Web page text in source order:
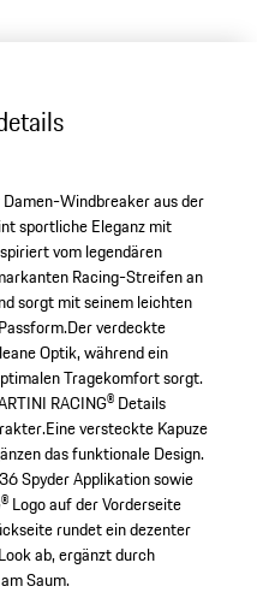
Windbreaker aus der
sportliche Eleganz mit
vom legendären
Racing-Streifen an
sorgt mit seinem leichten
verdeckte
Optik, während ein
Tragekomfort sorgt.
RACING® Details
versteckte Kapuze
das funktionale Design.
Spyder Applikation sowie
Logo auf der Vorderseite
rundet ein dezenter
ab, ergänzt durch
Saum.